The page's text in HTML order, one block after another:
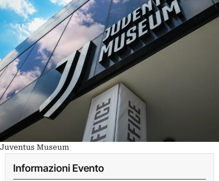
Juventus Museum
Informazioni Evento